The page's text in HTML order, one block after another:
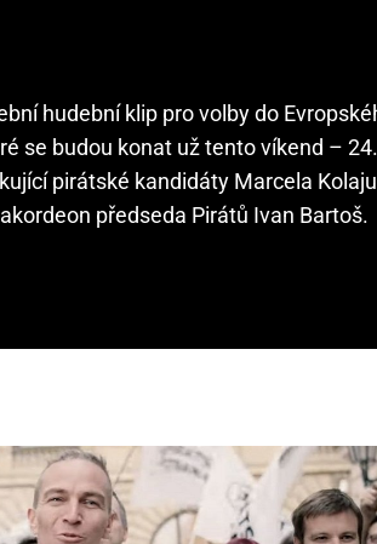
hudební klip pro volby do
se budou konat už tento víkend –
pirátské kandidáty Marcela
předseda Pirátů Ivan Bartoš.